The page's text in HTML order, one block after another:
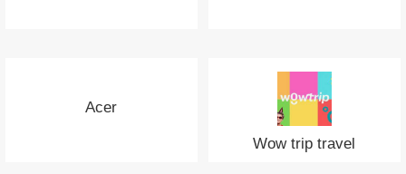
Acer
Wow trip travel